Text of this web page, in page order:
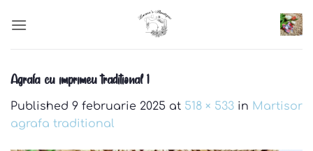
Agrafa cu imprimeu traditional 1
Published 9 februarie 2025 at 518 × 533 in Martisor
agrafa traditional